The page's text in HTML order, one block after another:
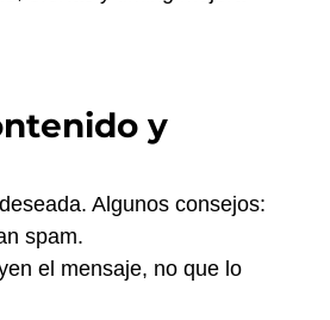
y
Algunos consejos:
spam.
el mensaje, no que lo